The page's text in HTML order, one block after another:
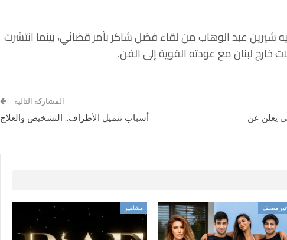
عبد الوهاب من لقاء فضل شاكر بأمر قضائي، بينما انتشرت
لبنان مع عودته القوية إلى الفن.
يعلن عن
المشاركة التالية
أسباب تنميل الأطراف.. التشخيص والعلاج
غير مصنف مشاهير